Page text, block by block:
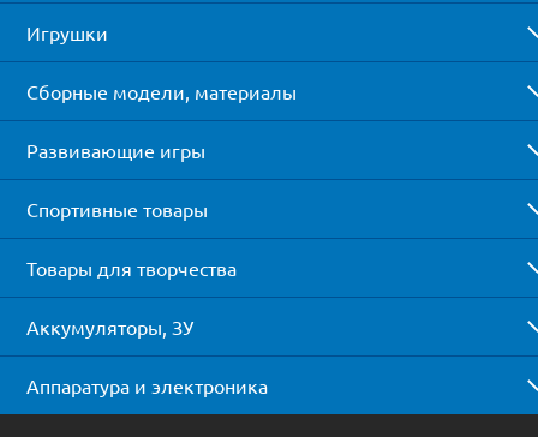
Игрушки
Сборные модели, материалы
Развивающие игры
Спортивные товары
Товары для творчества
Аккумуляторы, ЗУ
Аппаратура и электроника